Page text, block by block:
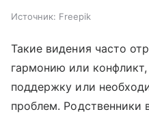
Источник: Freepik
Такие видения часто
гармонию или
поддержку или
проблем. Родственники